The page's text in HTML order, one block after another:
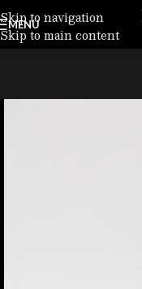
Skip to navigation
Skip to main content
MENU